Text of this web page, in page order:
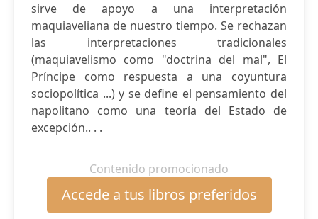
sirve de apoyo a una interpretación
maquiaveliana de nuestro tiempo. Se rechazan
las interpretaciones tradicionales
(maquiavelismo como "doctrina del mal", El
Príncipe como respuesta a una coyuntura
sociopolítica ...) y se define el pensamiento del
napolitano como una teoría del Estado de
excepción.. . .
Contenido promocionado
Accede a tus libros preferidos